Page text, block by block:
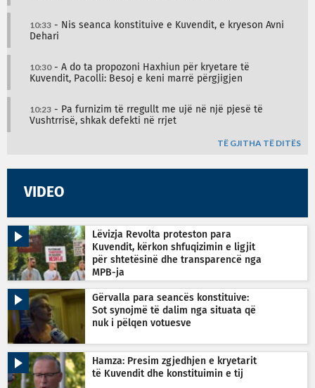
10:33 - Nis seanca konstituive e Kuvendit, e kryeson Avni
Dehari
10:30- A do ta propozoni Haxhiun për kryetare të
Kuvendit, Pacolli: Besoj e keni marrë përgjigjen
10:23 - Pa furnizim të rregullt me ujë në një pjesë të
Vushtrrisë, shkak defekti në rrjet
TË GJITHA TË DITËS
VIDEO
Lëvizja Revolta proteston para
Kuvendit, kërkon shfuqizimin e ligjit
për shtetësinë dhe transparencë nga
MPB-ja
Gërvalla para seancës konstituive:
Sot synojmë të dalim nga situata që
nuk i pëlqen votuesve
Hamza: Presim zgjedhjen e kryetarit
të Kuvendit dhe konstituimin e tij